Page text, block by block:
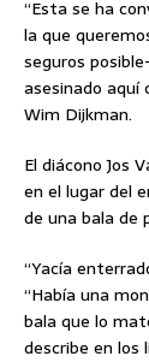
“Esta se ha
la que
seguros
asesinado aquí
Wim Dijkman.
El diácono Jos
en el lugar del
de una bala de
“Yacía
“Había una
bala que lo
describe en los